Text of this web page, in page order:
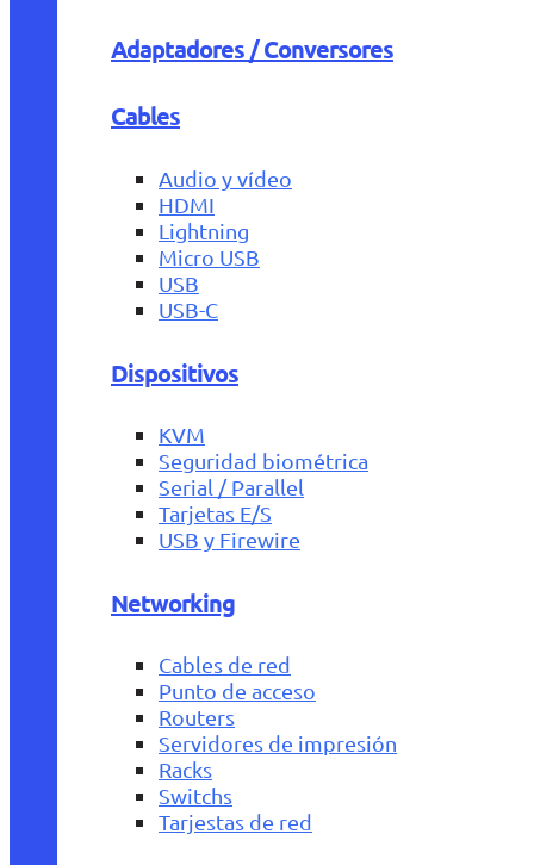
Adaptadores / Conversores
Cables
Audio y vídeo
HDMI
Lightning
Micro USB
USB
USB-C
Dispositivos
KVM
Seguridad biométrica
Serial / Parallel
Tarjetas E/S
USB y Firewire
Networking
Cables de red
Punto de acceso
Routers
Servidores de impresión
Racks
Switchs
Tarjestas de red